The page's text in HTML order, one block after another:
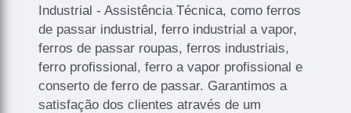
Industrial - Assistência Técnica, como ferros
de passar industrial, ferro industrial a vapor,
ferros de passar roupas, ferros industriais,
ferro profissional, ferro a vapor profissional e
conserto de ferro de passar. Garantimos a
satisfação dos clientes através de um